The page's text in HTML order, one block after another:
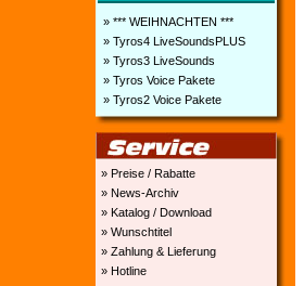
» *** WEIHNACHTEN ***
» Tyros4 LiveSoundsPLUS
» Tyros3 LiveSounds
» Tyros Voice Pakete
» Tyros2 Voice Pakete
» Preise / Rabatte
» News-Archiv
» Katalog / Download
» Wunschtitel
» Zahlung & Lieferung
» Hotline